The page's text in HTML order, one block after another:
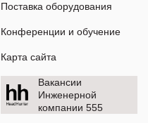
Поставка оборудования
Конференции и обучение
Карта сайта
Вакансии
Инженерной
компании 555